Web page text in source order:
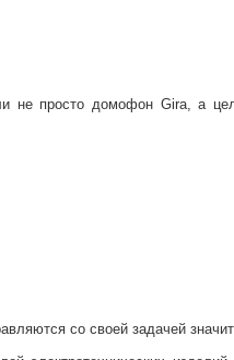
просто домофон Gira, а
со своей задачей